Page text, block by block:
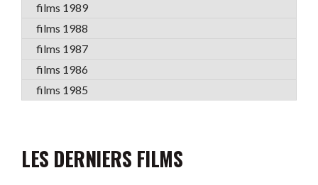
films 1989
films 1988
films 1987
films 1986
films 1985
LES DERNIERS FILMS